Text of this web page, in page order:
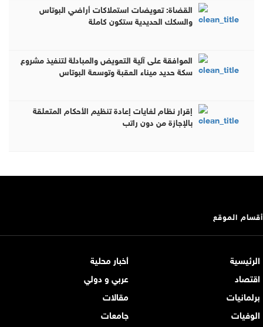
القضاة: تعويضات استملاكات أراضي البوتاس
والسكك الحديدية ستكون كاملة
الموافقة على آلية التعويض والمبادلة لتنفيذ مشروع
سكة حديد ميناء العقبة وتوسعة البوتاس
إقرار نظام لغايات إعادة تنظيم الأحكام المتعلقة
بالإجازة من دون راتب
أقسام الموقع
الرئيسية
أخبار محلية
اقتصاد
عربي و دولي
برلمانيات
مقالات
الوفيات
جامعات